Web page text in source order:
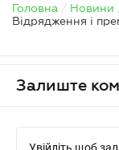
Головна / Новини
Залиште
Увійдіть щоб